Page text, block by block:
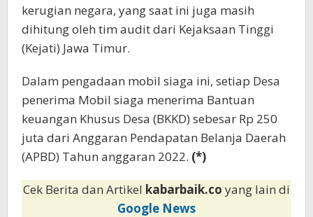
kerugian negara, yang saat ini juga masih
dihitung oleh tim audit dari Kejaksaan Tinggi
(Kejati) Jawa Timur.
Dalam pengadaan mobil siaga ini, setiap Desa
penerima Mobil siaga menerima Bantuan
keuangan Khusus Desa (BKKD) sebesar Rp 250
juta dari Anggaran Pendapatan Belanja Daerah
(APBD) Tahun anggaran 2022. (*)
Cek Berita dan Artikel kabarbaik.co yang lain di
Google News